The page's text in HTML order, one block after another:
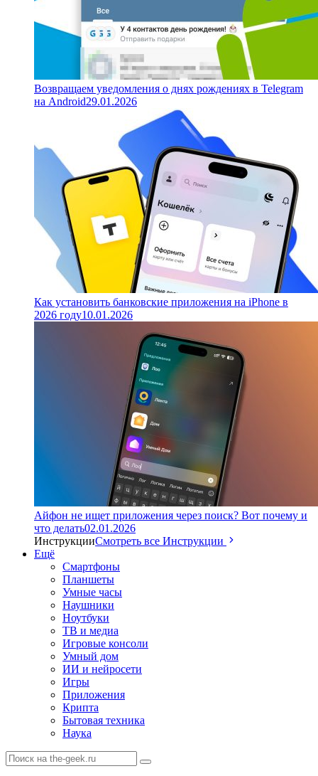
Возвращаем уведомления о днях рождениях в Telegram
на Android29.01.2026
Как установить банковские приложения на iPhone в
2026 году10.01.2026
Айфон не ищет приложения через поиск? Вот почему и
что делать02.01.2026
ИнструкцииСмотреть все Инструкции
Ещё
Смартфоны
Планшеты
Умные часы
Наушники
Ноутбуки
ТВ и медиа
Игровые консоли
Умный дом
ИИ и нейросети
Игры
Приложения
Крипта
Бытовая техника
Наука